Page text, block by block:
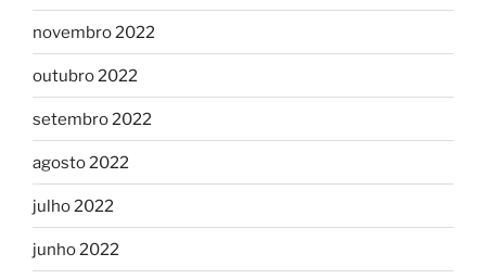
novembro 2022
outubro 2022
setembro 2022
agosto 2022
julho 2022
junho 2022